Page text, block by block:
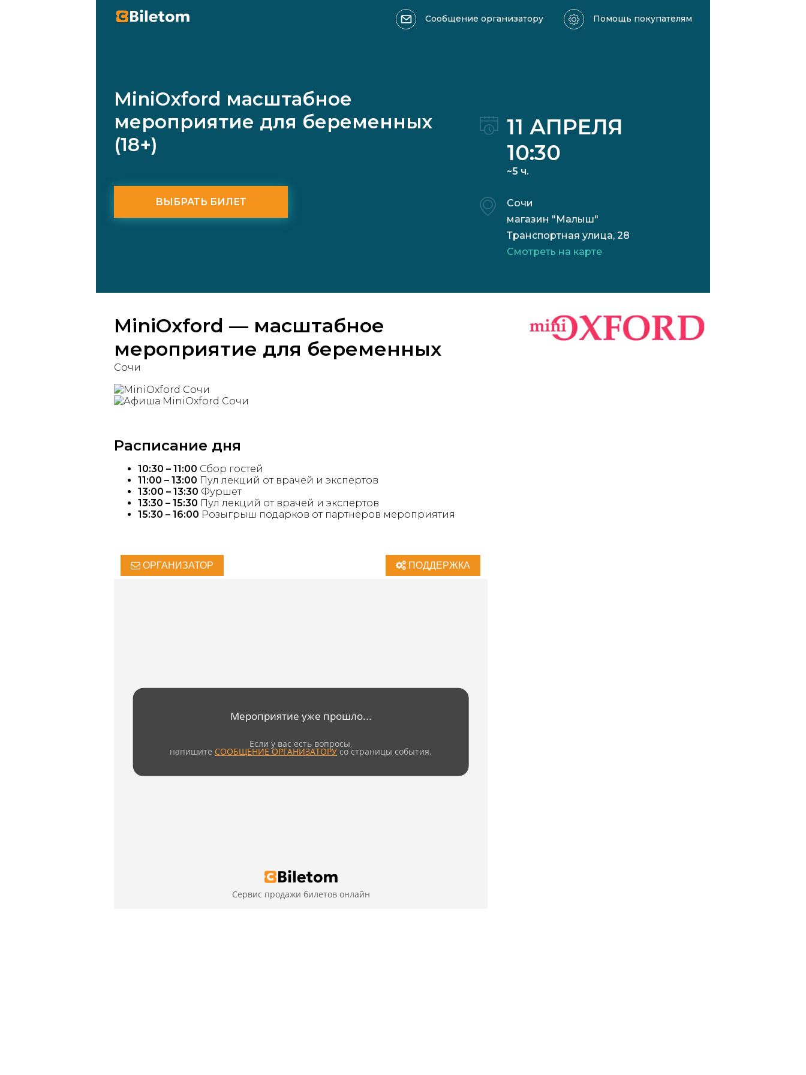
Сообщение организатору Помощь покупателям
MiniOxford масштабное
мероприятие для беременных
(18+)
11 АПРЕЛЯ
10:30
~5 ч.
Сочи
магазин "Малыш"
Транспортная улица, 28
Смотреть на карте
ВЫБРАТЬ БИЛЕТ
MiniOxford — масштабное
мероприятие для беременных
Сочи
Расписание дня
10:30 – 11:00 Сбор гостей
11:00 – 13:00 Пул лекций от врачей и экспертов
13:00 – 13:30 Фуршет
13:30 – 15:30 Пул лекций от врачей и экспертов
15:30 – 16:00 Розыгрыш подарков от партнёров мероприятия
ОРГАНИЗАТОР ПОДДЕРЖКА